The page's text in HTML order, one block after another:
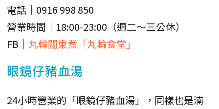
電話｜0916 998 850
營業時間｜18:00-23:00（週二～三公休）
FB｜ 丸輪關東煮「丸輪食堂」
眼鏡仔豬血湯
24小時營業的「眼鏡仔豬血湯」，同樣也是湳